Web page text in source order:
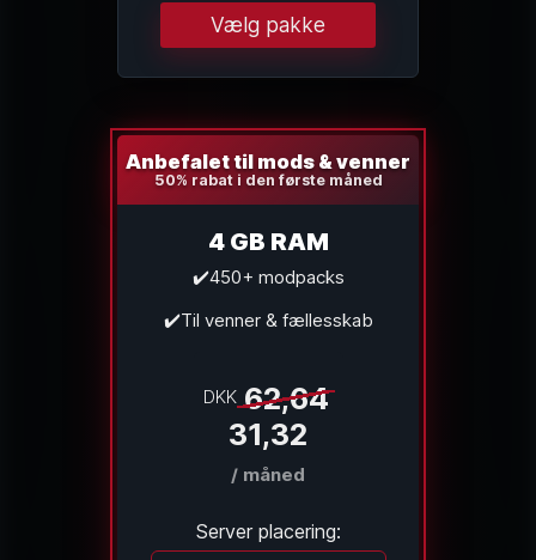
Vælg pakke
Anbefalet til mods & venner
50% rabat i den første måned
4 GB RAM
✔️450+ modpacks
✔️Til venner & fællesskab
DKK 62,64
31,32
/ måned
Server placering: